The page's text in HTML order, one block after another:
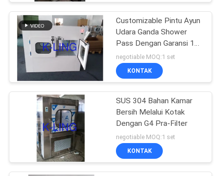
KEBIJAKAN
PRIVASI
Cleanroom
Kotak Pass Air
Shower
66
Customizable Pintu Ayun
Udara Ganda Shower
Pass Dengan Garansi 1
Tahun
negotiable MOQ:1 set
KONTAK
SUS 304 Bahan Kamar
Bersih Melalui Kotak
Dengan G4 Pra-Filter
negotiable MOQ:1 set
KONTAK